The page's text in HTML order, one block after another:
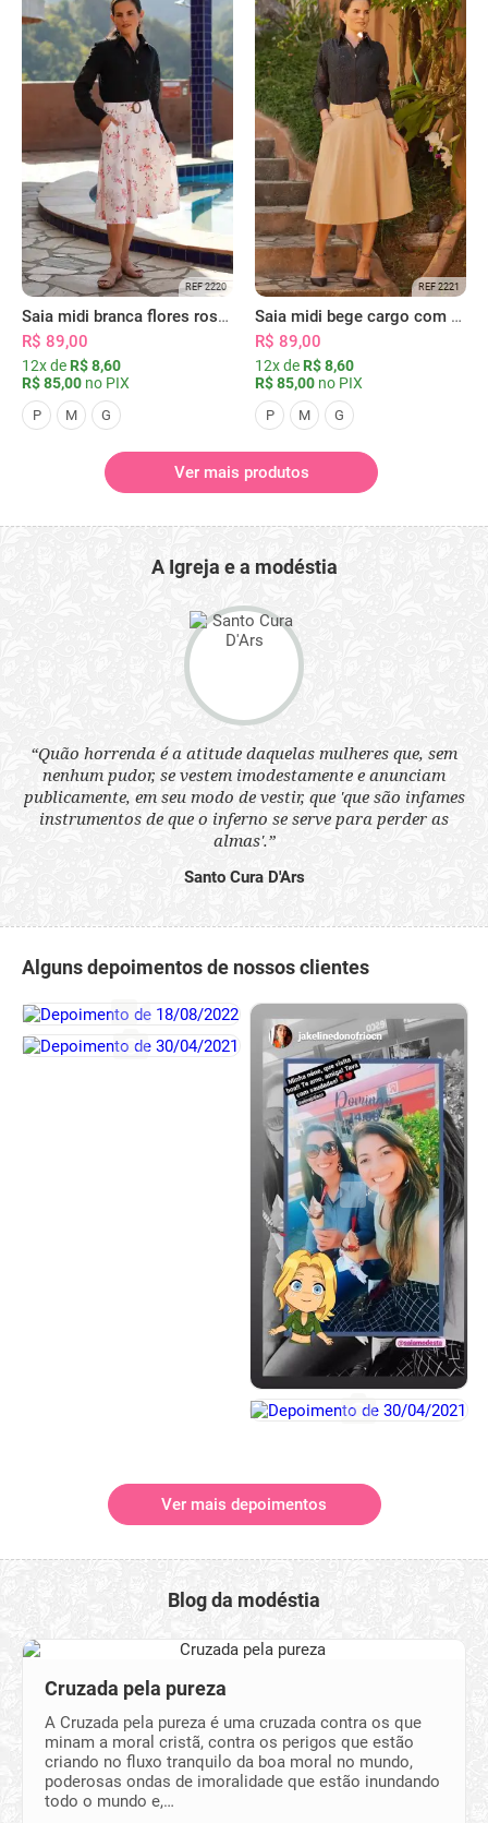
REF 2220
Saia midi branca flores rosas com bolsos
R$ 89,00
12x de R$ 8,60
R$ 85,00 no PIX
P M G
REF 2221
Saia midi bege cargo com bolsos
R$ 89,00
12x de R$ 8,60
R$ 85,00 no PIX
P M G
Ver mais produtos
A Igreja e a modéstia
“Quão horrenda é a atitude daquelas mulheres que, sem
nenhum pudor, se vestem imodestamente e anunciam
publicamente, em seu modo de vestir, que 'que são infames
instrumentos de que o inferno se serve para perder as
almas'.”
Santo Cura D'Ars
Alguns depoimentos de nossos clientes
Ver mais depoimentos
Blog da modéstia
Cruzada pela pureza
A Cruzada pela pureza é uma cruzada contra os que
minam a moral cristã, contra os perigos que estão
criando no fluxo tranquilo da boa moral no mundo,
poderosas ondas de imoralidade que estão inundando
todo o mundo e,…